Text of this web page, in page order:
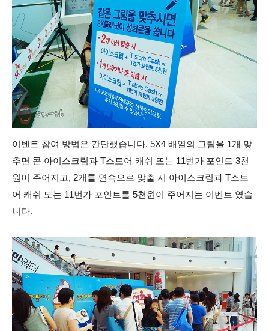
이벤트 참여 방법은 간단했습니다. 5X4 배열의 그림을 1개 맞
추면 콘 아이스크림과 T스토어 캐쉬 또는 11번가 포인트 3천
원이 주어지고, 2개를 연속으로 맞출 시 아이스크림과 T스토
어 캐쉬 또는 11번가 포인트를 5천원이 주어지는 이벤트 였습
니다.